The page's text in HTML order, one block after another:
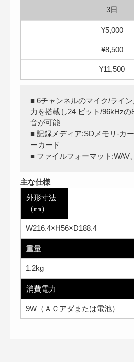
3日
¥5,000
¥8,500
¥11,500
■ 6チャンネルのマイク/ライ
力を搭載し24 ビット/96kHz
音が可能
■ 記録メディア:SDメモリ-カ
ーカード
■ ファイルフォーマット:WAV
主な仕様
外形寸法
（㎜）
W216.4×H56×D188.4
重量
1.2kg
消費電力
9W（ＡＣアダまたは電池）